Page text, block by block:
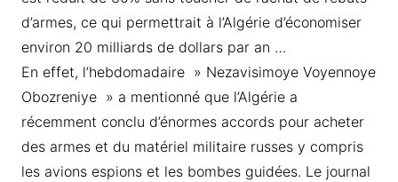
d’armes, ce qui permettrait à l’Algérie d’économiser
environ 20 milliards de dollars par an …
En effet, l’hebdomadaire » Nezavisimoye Voyennoye
Obozreniye » a mentionné que l’Algérie a
récemment conclu d’énormes accords pour acheter
des armes et du matériel militaire russes y compris
les avions espions et les bombes guidées. Le journal